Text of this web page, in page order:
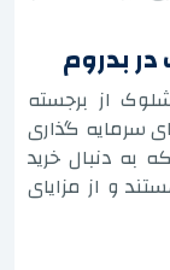
بدروم
از برجسته
سرمایه گذاری
به دنبال خرید
و از مزایای